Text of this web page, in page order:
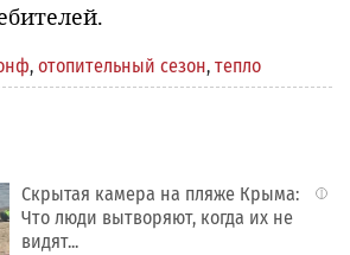
, отопительный сезон, тепло
i
Скрытая камера на пляже Крыма:
Что люди вытворяют, когда их не
видят...